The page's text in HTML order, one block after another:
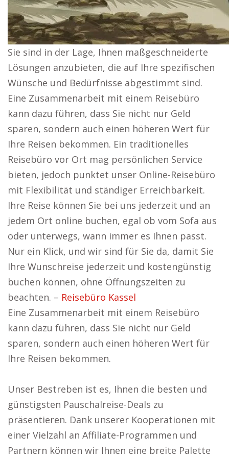
Sie sind in der Lage, Ihnen maßgeschneiderte
Lösungen anzubieten, die auf Ihre spezifischen
Wünsche und Bedürfnisse abgestimmt sind.
Eine Zusammenarbeit mit einem Reisebüro
kann dazu führen, dass Sie nicht nur Geld
sparen, sondern auch einen höheren Wert für
Ihre Reisen bekommen. Ein traditionelles
Reisebüro vor Ort mag persönlichen Service
bieten, jedoch punktet unser Online-Reisebüro
mit Flexibilität und ständiger Erreichbarkeit.
Ihre Reise können Sie bei uns jederzeit und an
jedem Ort online buchen, egal ob vom Sofa aus
oder unterwegs, wann immer es Ihnen passt.
Nur ein Klick, und wir sind für Sie da, damit Sie
Ihre Wunschreise jederzeit und kostengünstig
buchen können, ohne Öffnungszeiten zu
beachten. – Reisebüro Kassel
Eine Zusammenarbeit mit einem Reisebüro
kann dazu führen, dass Sie nicht nur Geld
sparen, sondern auch einen höheren Wert für
Ihre Reisen bekommen.
Unser Bestreben ist es, Ihnen die besten und
günstigsten Pauschalreise-Deals zu
präsentieren. Dank unserer Kooperationen mit
einer Vielzahl an Affiliate-Programmen und
Partnern können wir Ihnen eine breite Palette